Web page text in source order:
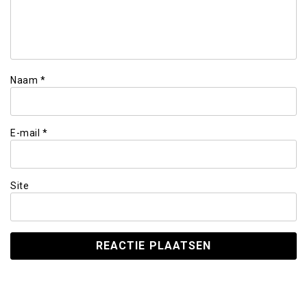
Naam *
E-mail *
Site